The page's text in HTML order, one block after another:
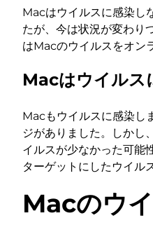
Macはウイルスに感染し
たが、今は状況が変わり
はMacのウイルスをオン
Macはウイルス
Macもウイルスに感染し
ジがありました。しかし
イルスが少なかった可能
ターゲットにしたウイル
Macのウ